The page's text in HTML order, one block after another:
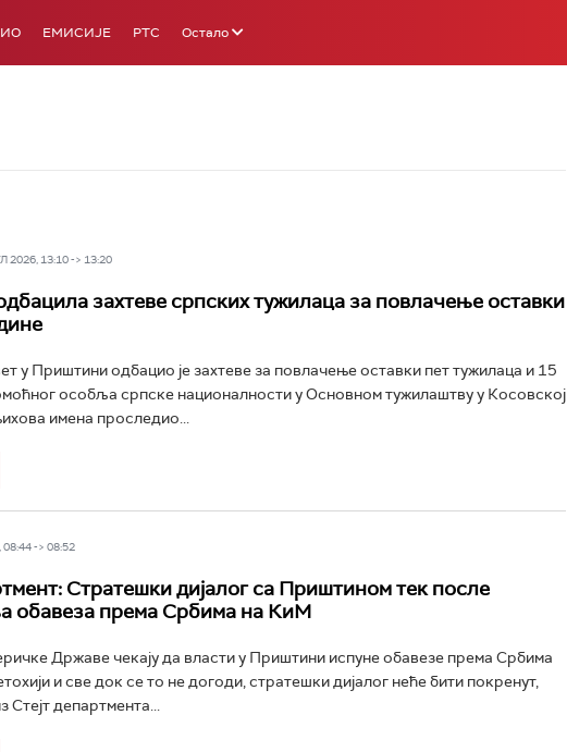
ЕМИСИЈЕ РТС Остало
13:10 -> 13:20
захтеве српских тужилаца за повлачење оставки
у Приштини одбацио је захтеве за повлачење оставки пет тужилаца и 15
особља српске националности у Основном тужилаштву у Косовској
имена проследио...
-> 08:52
Стратешки дијалог са Приштином тек после
обавеза према Србима на КиМ
Државе чекају да власти у Приштини испуне обавезе према Србима
и све док се то не догоди, стратешки дијалог неће бити покренут,
Стејт департмента...